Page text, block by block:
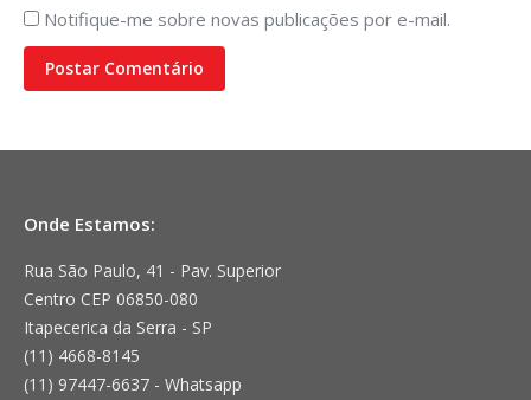
Notifique-me sobre novas publicações por e-mail.
Postar Comentário
Onde Estamos:
Rua São Paulo, 41 - Pav. Superior
Centro CEP 06850-080
Itapecerica da Serra - SP
(11) 4668-8145
(11) 97447-6637 - Whatsapp